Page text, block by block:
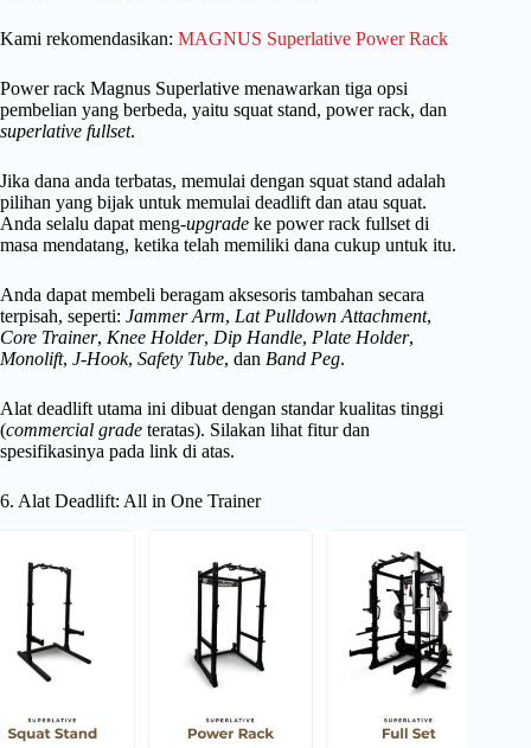
Kami rekomendasikan: MAGNUS Superlative Power Rack
Power rack Magnus Superlative menawarkan tiga opsi
pembelian yang berbeda, yaitu squat stand, power rack, dan
superlative fullset.
Jika dana anda terbatas, memulai dengan squat stand adalah
pilihan yang bijak untuk memulai deadlift dan atau squat.
Anda selalu dapat meng-upgrade ke power rack fullset di
masa mendatang, ketika telah memiliki dana cukup untuk itu.
Anda dapat membeli beragam aksesoris tambahan secara
terpisah, seperti: Jammer Arm, Lat Pulldown Attachment,
Core Trainer, Knee Holder, Dip Handle, Plate Holder,
Monolift, J-Hook, Safety Tube, dan Band Peg.
Alat deadlift utama ini dibuat dengan standar kualitas tinggi
(commercial grade teratas). Silakan lihat fitur dan
spesifikasinya pada link di atas.
6. Alat Deadlift: All in One Trainer